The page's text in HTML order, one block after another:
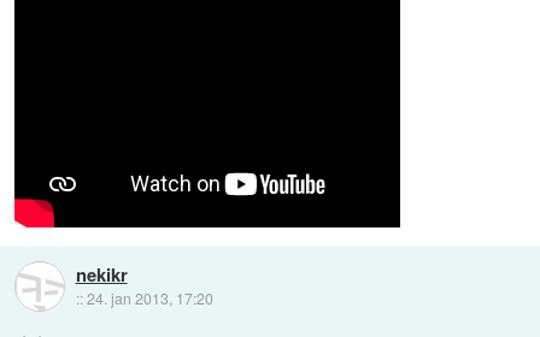
nekikr
::24. jan 2013, 17:20